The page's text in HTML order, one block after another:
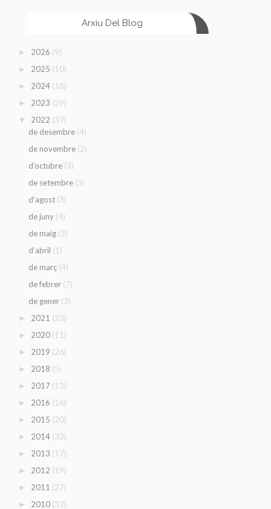
Arxiu Del Blog
► 2026 (9)
► 2025 (10)
► 2024 (18)
► 2023 (29)
▼ 2022 (37)
de desembre (4)
de novembre (2)
d’octubre (3)
de setembre (3)
d’agost (3)
de juny (4)
de maig (3)
d’abril (1)
de març (4)
de febrer (7)
de gener (3)
► 2021 (23)
► 2020 (11)
► 2019 (26)
► 2018 (5)
► 2017 (13)
► 2016 (16)
► 2015 (20)
► 2014 (32)
► 2013 (17)
► 2012 (19)
► 2011 (27)
► 2010 (32)